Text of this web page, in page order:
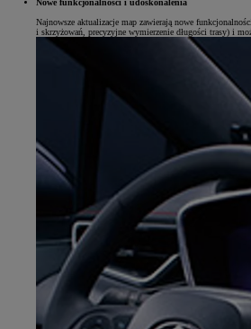
Nowe funkcjonalności i udoskonalenia
Najnowsze aktualizacje map zawierają nowe
i skrzyżowań, precyzyjne wymierzenie długości trasy) i